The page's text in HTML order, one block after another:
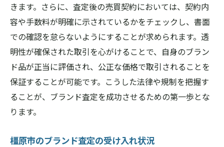
橿原市での査定後に気をつけたい事柄
査定における予期せぬ事態への対応方法
奈良県橿原市のブランド査定で成功するための
実践ガイド
橿原市のブランド査定で成功するためのス
テップ
画
きます。さらに、査定後の売買契約においては、契約内
容や手数料が明確に示されているかをチェックし、書面
での確認を怠らないようにすることが求められます。透
明性が確保された取引を心がけることで、自身のブラン
ド品が正当に評価され、公正な価格で取引されることを
保証することが可能です。こうした法律や規制を把握す
ることが、ブランド査定を成功させるための第一歩とな
ります。
橿原市のブランド査定の受け入れ状況